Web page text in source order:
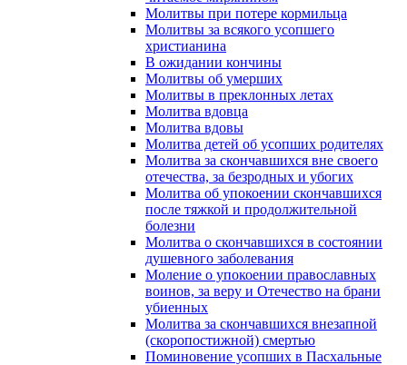
Молитвы при потере кормильца
Молитвы за всякого усопшего
христианина
В ожидании кончины
Молитвы об умерших
Молитвы в преклонных летах
Молитва вдовца
Молитва вдовы
Молитва детей об усопших родителях
Молитва за скончавшихся вне своего
отечества, за безродных и убогих
Молитва об упокоении скончавшихся
после тяжкой и продолжительной
болезни
Молитва о скончавшихся в состоянии
душевного заболевания
Моление о упокоении православных
воинов, за веру и Отечество на брани
убиенных
Молитва за скончавшихся внезапной
(скоропостижной) смертью
Поминовение усопших в Пасхальные